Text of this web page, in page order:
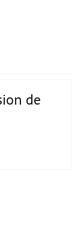
DE LA
de